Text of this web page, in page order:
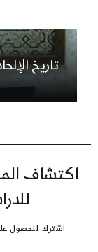
تاريخ
اكتشاف
اشترك للحصول